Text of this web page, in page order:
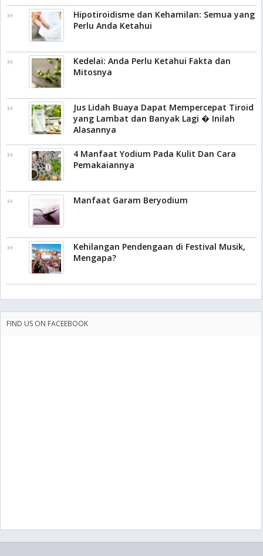
Hipotiroidisme dan Kehamilan: Semua yang
Perlu Anda Ketahui
Kedelai: Anda Perlu Ketahui Fakta dan
Mitosnya
Jus Lidah Buaya Dapat Mempercepat Tiroid
yang Lambat dan Banyak Lagi � Inilah
Alasannya
4 Manfaat Yodium Pada Kulit Dan Cara
Pemakaiannya
Manfaat Garam Beryodium
Kehilangan Pendengaan di Festival Musik,
Mengapa?
FIND US ON FACEEBOOK